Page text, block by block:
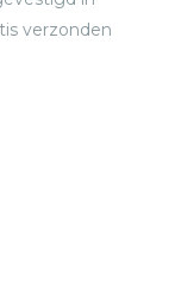
verzonden